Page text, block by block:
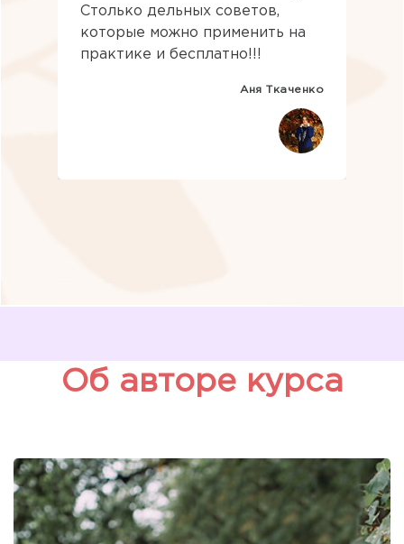
Столько дельных советов,
которые можно применить на
практике и бесплатно!!!
Аня Ткаченко
Об авторе курса